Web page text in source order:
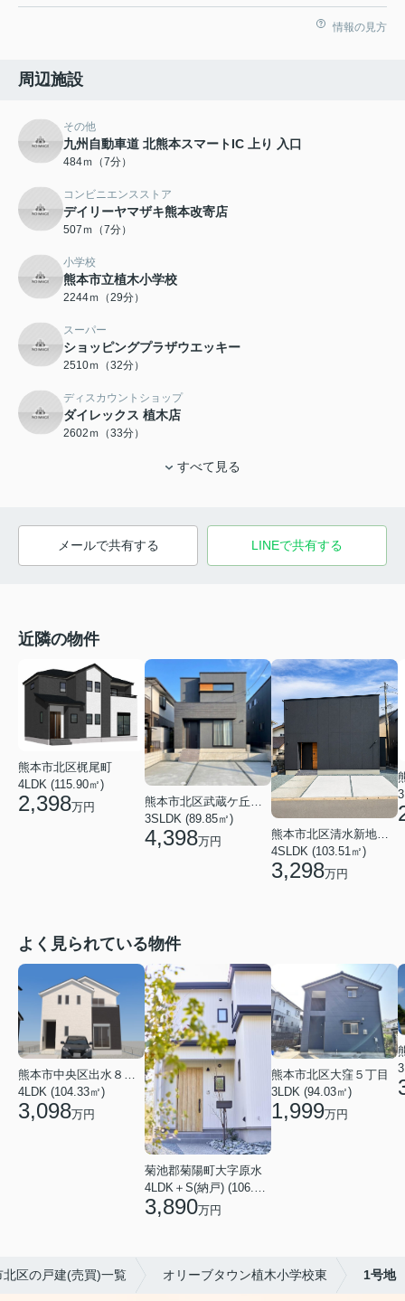
情報の見方
周辺施設
その他
九州自動車道 北熊本スマートIC 上り 入口
484ｍ（7分）
コンビニエンスストア
デイリーヤマザキ熊本改寄店
507ｍ（7分）
小学校
熊本市立植木小学校
2244ｍ（29分）
スーパー
ショッピングプラザウエッキー
2510ｍ（32分）
ディスカウントショップ
ダイレックス 植木店
2602ｍ（33分）
すべて見る
メールで共有する LINEで共有する
近隣の物件
熊本市北区梶尾町
4LDK (115.90㎡)
2,398万円
3SLDK (89.85㎡)
4,398万円
熊本市北区清水新地１丁目
4SLDK (103.51㎡)
3,298万円
よく見られている物件
熊本市中央区出水８丁目
4LDK (104.33㎡)
3,098万円
菊池郡菊陽町大字原水
3,890万円
熊本市北区大窪５丁目
3LDK (94.03㎡)
1,999万円
北区の戸建(売買)一覧 オリーブタウン植木小学校東 1号地